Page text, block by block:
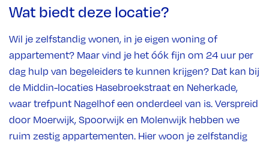
Wat biedt deze locatie?
Wil je zelfstandig wonen, in je eigen woning of
appartement? Maar vind je het óók fijn om 24 uur per
dag hulp van begeleiders te kunnen krijgen? Dat kan bij
de Middin-locaties Hasebroekstraat en Neherkade,
waar trefpunt Nagelhof een onderdeel van is. Verspreid
door Moerwijk, Spoorwijk en Molenwijk hebben we
ruim zestig appartementen. Hier woon je zelfstandig